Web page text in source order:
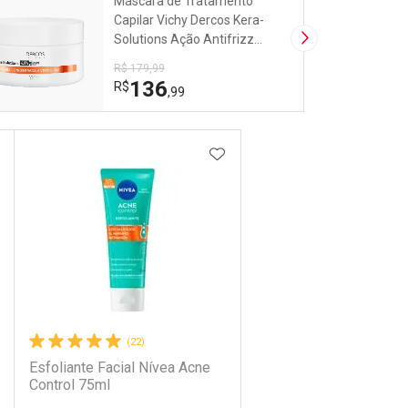
Próxima Imagem
Capilar Vichy Dercos Kera-
Solutions Ação Antifrizz
200ml
R$ 179,99
R$136,99
AOS FAVORITOS
(22)
Esfoliante Facial Nívea Acne
Control 75ml
ADICIONAR AOS